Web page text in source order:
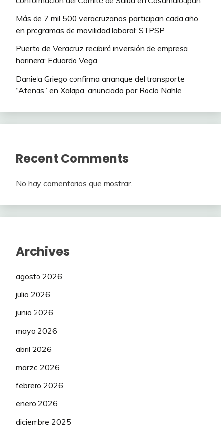
Más de 7 mil 500 veracruzanos participan cada año
en programas de movilidad laboral: STPSP
Puerto de Veracruz recibirá inversión de empresa
harinera: Eduardo Vega
Daniela Griego confirma arranque del transporte
“Atenas” en Xalapa, anunciado por Rocío Nahle
Recent Comments
No hay comentarios que mostrar.
Archives
agosto 2026
julio 2026
junio 2026
mayo 2026
abril 2026
marzo 2026
febrero 2026
enero 2026
diciembre 2025